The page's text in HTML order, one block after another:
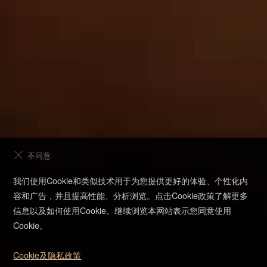
预约试驾
不同意
我们使用Cookie和类似技术用于为您提供更好的体验、个性化内
容和广告，并且提高性能、分析浏览。点击Cookie政策了解更多
信息以及如何使用Cookie。继续浏览本网站表示您同意使用
Cookie。
Cookie及隐私政策